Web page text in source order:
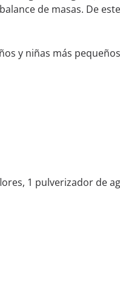
de masas. De
y niñas más
1 pulverizador de